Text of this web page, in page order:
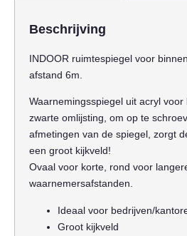
Beschrijving
INDOOR ruimtespiegel voor
afstand 6m.
Waarnemingsspiegel uit acryl
zwarte omlijsting, om op te
afmetingen van de spiegel, zorgt
een groot kijkveld!
Ovaal voor korte, rond voor
waarnemersafstanden.
Ideaal voor bedrijven/
Groot kijkveld